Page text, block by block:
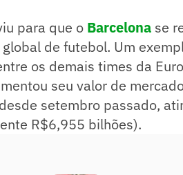
para que o Barcelona se
de futebol. Um
os demais times da
seu valor de
setembro passado,
R$6,955 bilhões).